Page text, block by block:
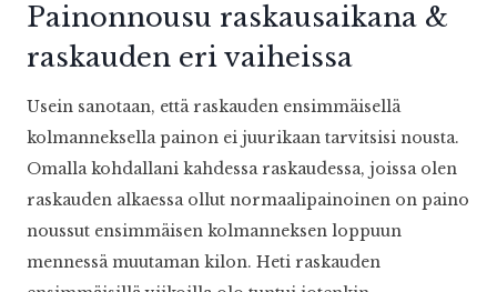
Painonnousu raskausaikana &
raskauden eri vaiheissa
Usein sanotaan, että raskauden ensimmäisellä
kolmanneksella painon ei juurikaan tarvitsisi nousta.
Omalla kohdallani kahdessa raskaudessa, joissa olen
raskauden alkaessa ollut normaalipainoinen on paino
noussut ensimmäisen kolmanneksen loppuun
mennessä muutaman kilon. Heti raskauden